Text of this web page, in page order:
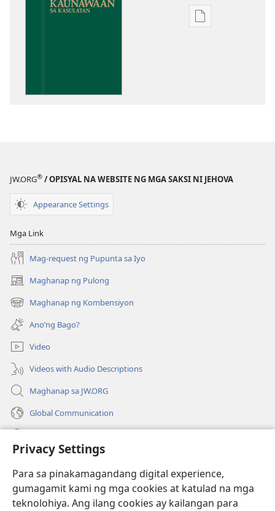
Privacy Settings
Para sa pinakamagandang digital experience,
gumagamit kami ng mga cookies at katulad na mga
teknolohiya. Ang ilang cookies ay kailangan para
Opsiyon
JW.ORG® / OPISYAL NA WEBSITE NG MGA SAKSI NI JEHOVA
Appearance Settings
Mga Link
Mag-request ng Pupunta sa Iyo
Maghanap ng Pulong
(may
bubukas
na
bagong
window)
Maghanap ng Kombensiyon
(may
bubukas
na
bagong
window)
Ano’ng Bago?
Video
Videos with Audio Descriptions
Maghanap sa JW.ORG
Global Communication
(may
na
bagong
Watchtower ONLINE LIBRARY™
(may